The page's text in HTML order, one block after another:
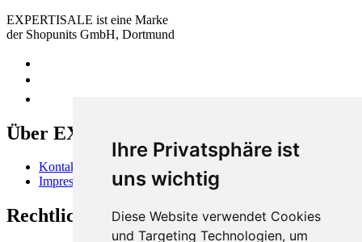
Ihre Privatsphäre ist
uns wichtig
Diese Website verwendet Cookies
und Targeting Technologien, um
EXPERTISALE ist eine Marke
der Shopunits GmbH, Dortmund
Über EXPERTISALE
Kontakt
Impressum
Rechtliches